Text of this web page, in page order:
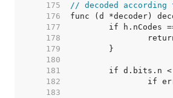
   175
// decoded according
   176
   177
   178
   179
   180
   181
   182
   183